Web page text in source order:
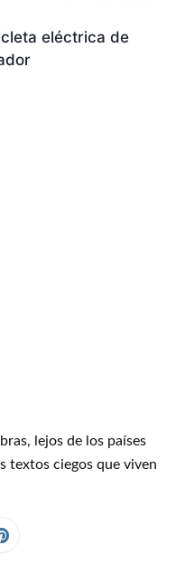
eléctrica de
lejos de los países
textos ciegos que viven